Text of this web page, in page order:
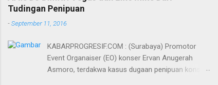
Tudingan Penipuan
-September 11, 2016
KABARPROGRESIF.COM : (Surabaya) Promotor
Event Organaiser (EO) konser Ervan Anugerah
Asmoro, terdakwa kasus dugaan penipuan konser